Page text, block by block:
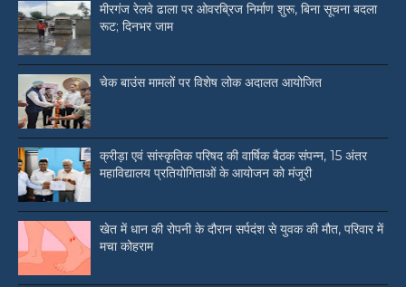
मीरगंज रेलवे ढाला पर ओवरब्रिज निर्माण शुरू, बिना सूचना बदला
रूट; दिनभर जाम
चेक बाउंस मामलों पर विशेष लोक अदालत आयोजित
क्रीड़ा एवं सांस्कृतिक परिषद की वार्षिक बैठक संपन्न, 15 अंतर
महाविद्यालय प्रतियोगिताओं के आयोजन को मंजूरी
खेत में धान की रोपनी के दौरान सर्पदंश से युवक की मौत, परिवार में
मचा कोहराम